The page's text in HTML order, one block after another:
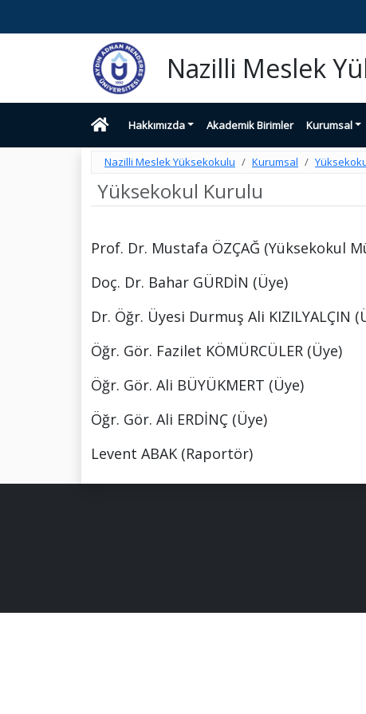
Nazilli Meslek
Hakkımızda Akademik Birimler Kurumsal
Nazilli Meslek Yüksekokulu Kurumsal
Yüksekokul Kurulu
Prof. Dr. Mustafa ÖZÇAĞ (Yüksekokul
Doç. Dr. Bahar GÜRDİN (Üye)
Dr. Öğr. Üyesi Durmuş Ali KIZILYALÇIN
Öğr. Gör. Fazilet KÖMÜRCÜLER (Üye)
Öğr. Gör. Ali BÜYÜKMERT (Üye)
Öğr. Gör. Ali ERDİNÇ (Üye)
Levent ABAK (Raportör)